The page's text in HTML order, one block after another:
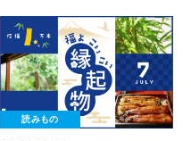
読みもの